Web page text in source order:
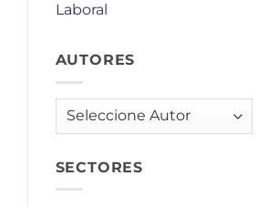
Laboral
AUTORES
AUTORES
SECTORES